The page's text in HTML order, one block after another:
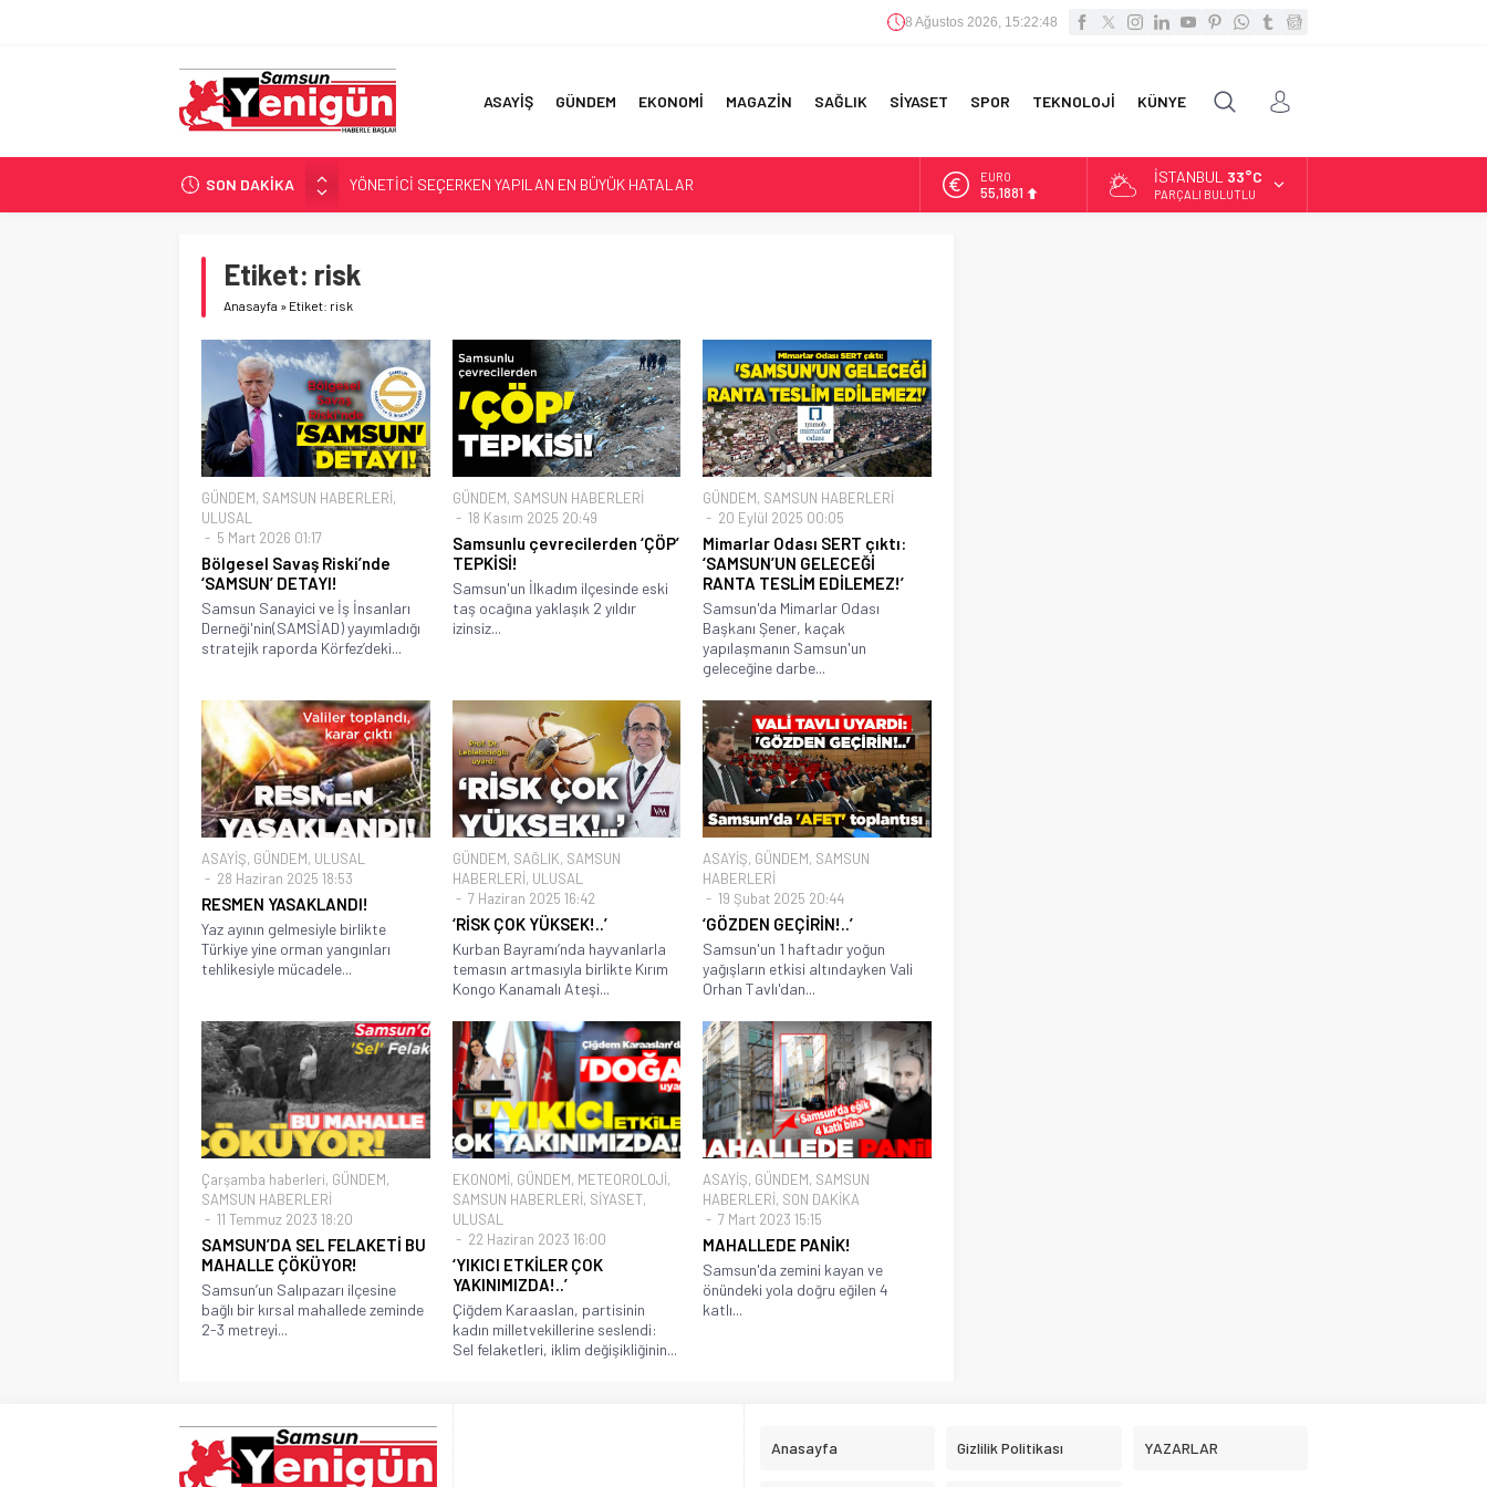
8 Ağustos 2026, 15:22:48
ASAYİŞ GÜNDEM EKONOMİ MAGAZİN SAĞLIK SİYASET SPOR TEKNOLOJİ KÜNYE
SON DAKİKA
YÖNETİCİ SEÇERKEN YAPILAN EN BÜYÜK HATALAR
GERİ SAYIM BAŞLADI
‘BAFRA’YA YATIRIM YAPIN!’
İŞTE FINDIK FİYATI!
EURO
55,1881
İSTANBUL 33°C
PARÇALI BULUTLU
Etiket: risk
Anasayfa » Etiket: risk
GÜNDEM, SAMSUN HABERLERİ,
ULUSAL
5 Mart 2026 01:17
Bölgesel Savaş Riski’nde
‘SAMSUN’ DETAYI!
Samsun Sanayici ve İş İnsanları
Derneği'nin(SAMSİAD) yayımladığı
stratejik raporda Körfez’deki...
GÜNDEM, SAMSUN HABERLERİ
18 Kasım 2025 20:49
Samsunlu çevrecilerden ‘ÇÖP’
TEPKİSİ!
Samsun'un İlkadım ilçesinde eski
taş ocağına yaklaşık 2 yıldır
izinsiz...
GÜNDEM, SAMSUN HABERLERİ
20 Eylül 2025 00:05
Mimarlar Odası SERT çıktı:
‘SAMSUN’UN GELECEĞİ
RANTA TESLİM EDİLEMEZ!’
Samsun'da Mimarlar Odası
Başkanı Şener, kaçak
yapılaşmanın Samsun'un
geleceğine darbe...
ASAYİŞ, GÜNDEM, ULUSAL
28 Haziran 2025 18:53
RESMEN YASAKLANDI!
Yaz ayının gelmesiyle birlikte
Türkiye yine orman yangınları
tehlikesiyle mücadele...
GÜNDEM, SAĞLIK, SAMSUN
HABERLERİ, ULUSAL
7 Haziran 2025 16:42
‘RİSK ÇOK YÜKSEK!..’
Kurban Bayramı’nda hayvanlarla
temasın artmasıyla birlikte Kırım
Kongo Kanamalı Ateşi...
ASAYİŞ, GÜNDEM, SAMSUN
HABERLERİ
19 Şubat 2025 20:44
‘GÖZDEN GEÇİRİN!..’
Samsun'un 1 haftadır yoğun
yağışların etkisi altındayken Vali
Orhan Tavlı'dan...
Çarşamba haberleri, GÜNDEM,
SAMSUN HABERLERİ
11 Temmuz 2023 18:20
SAMSUN’DA SEL FELAKETİ BU
MAHALLE ÇÖKÜYOR!
Samsun’un Salıpazarı ilçesine
bağlı bir kırsal mahallede zeminde
2-3 metreyi...
EKONOMİ, GÜNDEM, METEOROLOJİ,
SAMSUN HABERLERİ, SİYASET,
ULUSAL
22 Haziran 2023 16:00
‘YIKICI ETKİLER ÇOK
YAKINIMIZDA!..’
Çiğdem Karaaslan, partisinin
kadın milletvekillerine seslendi:
Sel felaketleri, iklim değişikliğinin...
ASAYİŞ, GÜNDEM, SAMSUN
HABERLERİ, SON DAKİKA
7 Mart 2023 15:15
MAHALLEDE PANİK!
Samsun'da zemini kayan ve
önündeki yola doğru eğilen 4
katlı...
Anasayfa Gizlilik Politikası YAZARLAR